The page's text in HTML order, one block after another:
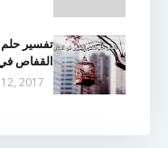
تفسير
القفاص
2017